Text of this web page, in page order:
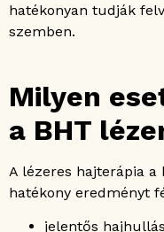
hatékonyan tudják
szemben.
Milyen
a BHT
A lézeres hajterápia a
hatékony eredményt
jelentős